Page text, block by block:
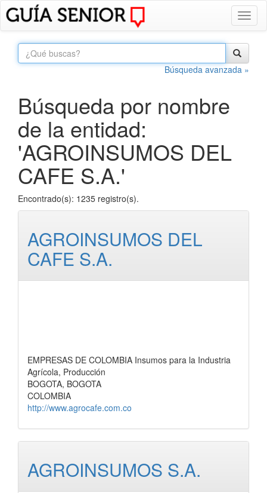
Búsqueda avanzada »
Búsqueda por nombre
de la entidad:
'AGROINSUMOS DEL
CAFE S.A.'
Encontrado(s): 1235 registro(s).
AGROINSUMOS DEL
CAFE S.A.
EMPRESAS DE COLOMBIA Insumos para la Industria
Agrícola, Producción
BOGOTA, BOGOTA
COLOMBIA
http://www.agrocafe.com.co
AGROINSUMOS S.A.